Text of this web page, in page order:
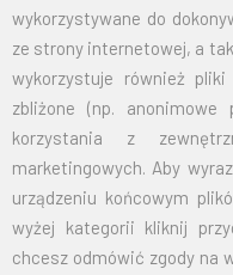
wykorzystywane do
ze strony internetowej, a
wykorzystuje również
zbliżone (np.
korzystania z
marketingowych. Aby
urządzeniu końcowym
wyżej kategorii kliknij
chcesz odmówić zgody na
15X24
30X50
50X80
70X110
100X160